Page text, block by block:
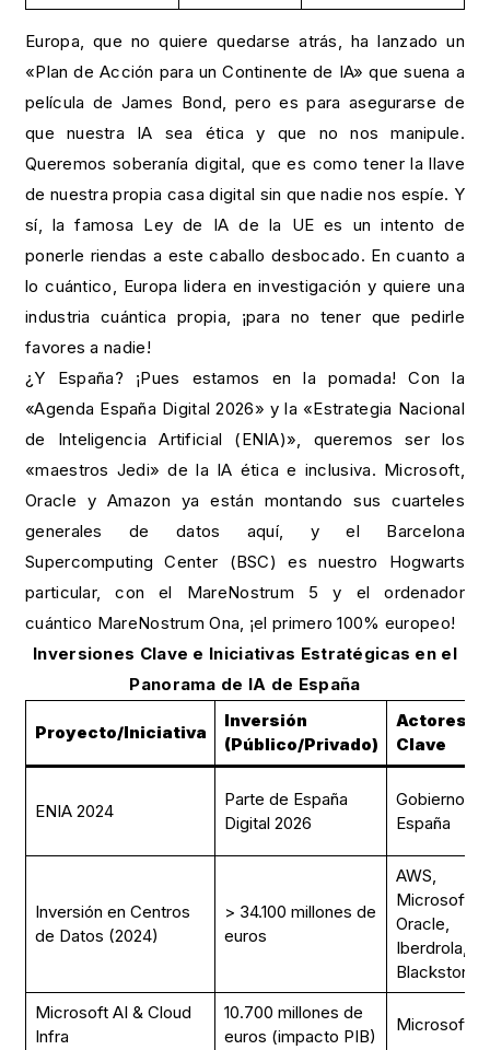
Europa, que no quiere quedarse atrás, ha lanzado un
«Plan de Acción para un Continente de IA» que suena a
película de James Bond, pero es para asegurarse de
que nuestra IA sea ética y que no nos manipule.
Queremos soberanía digital, que es como tener la llave
de nuestra propia casa digital sin que nadie nos espíe. Y
sí, la famosa Ley de IA de la UE es un intento de
ponerle riendas a este caballo desbocado. En cuanto a
lo cuántico, Europa lidera en investigación y quiere una
industria cuántica propia, ¡para no tener que pedirle
favores a nadie!
¿Y España? ¡Pues estamos en la pomada! Con la
«Agenda España Digital 2026» y la «Estrategia Nacional
de Inteligencia Artificial (ENIA)», queremos ser los
«maestros Jedi» de la IA ética e inclusiva. Microsoft,
Oracle y Amazon ya están montando sus cuarteles
generales de datos aquí, y el Barcelona
Supercomputing Center (BSC) es nuestro Hogwarts
particular, con el MareNostrum 5 y el ordenador
cuántico MareNostrum Ona, ¡el primero 100% europeo!
Inversiones Clave e Iniciativas Estratégicas en el
Panorama de IA de España
Proyecto/Iniciativa
Inversión
(Público/Privado)
Actores
Clave
ENIA 2024
Parte de España
Digital 2026
Gobierno de
España
Inversión en Centros
de Datos (2024)
> 34.100 millones de
euros
AWS,
Microsoft,
Oracle,
Iberdrola,
Blackstone
Microsoft AI & Cloud
Infra
10.700 millones de
euros (impacto PIB)
Microsoft